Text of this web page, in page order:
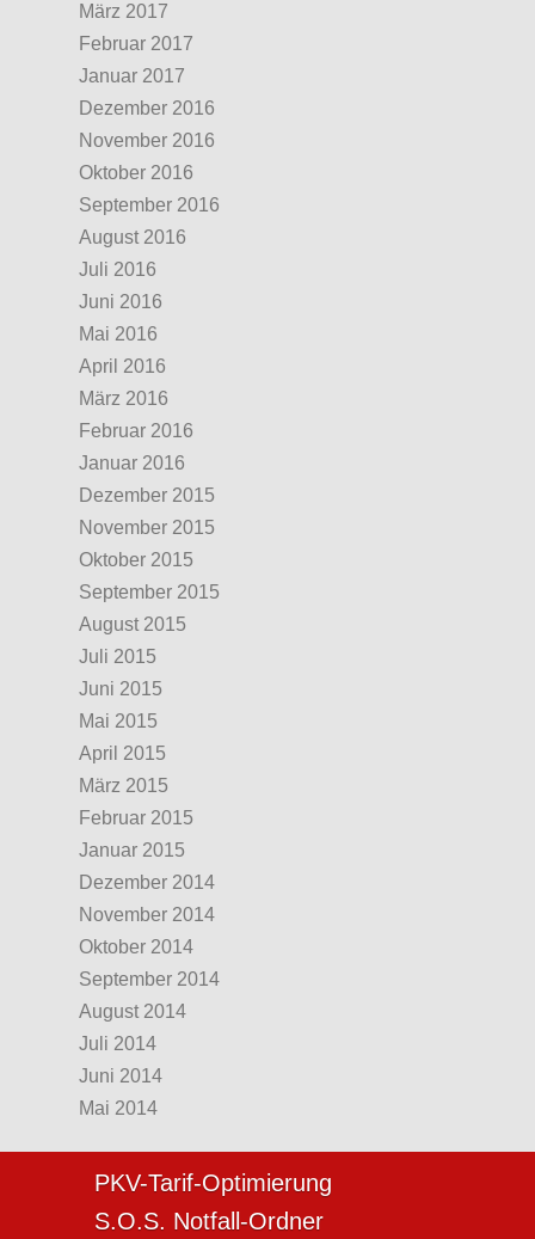
März 2017
Februar 2017
Januar 2017
Dezember 2016
November 2016
Oktober 2016
September 2016
August 2016
Juli 2016
Juni 2016
Mai 2016
April 2016
März 2016
Februar 2016
Januar 2016
Dezember 2015
November 2015
Oktober 2015
September 2015
August 2015
Juli 2015
Juni 2015
Mai 2015
April 2015
März 2015
Februar 2015
Januar 2015
Dezember 2014
November 2014
Oktober 2014
September 2014
August 2014
Juli 2014
Juni 2014
Mai 2014
PKV-Tarif-Optimierung
S.O.S. Notfall-Ordner